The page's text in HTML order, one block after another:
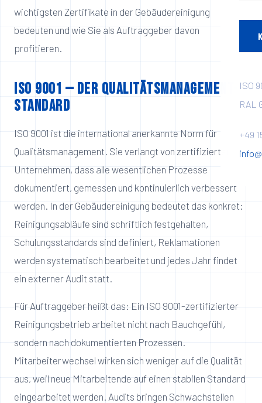
ISO
RAL
+49
wichtigsten Zertifikate in der Gebäudereinigung
bedeuten und wie Sie als Auftraggeber davon
profitieren.
ISO 9001 — der Qualitätsmanagement-
Standard
ISO 9001 ist die international anerkannte Norm für
Qualitätsmanagement. Sie verlangt von zertifizierten
Unternehmen, dass alle wesentlichen Prozesse
dokumentiert, gemessen und kontinuierlich verbessert
werden. In der Gebäudereinigung bedeutet das konkret:
Reinigungsabläufe sind schriftlich festgehalten,
Schulungsstandards sind definiert, Reklamationen
werden systematisch bearbeitet und jedes Jahr findet
ein externer Audit statt.
Für Auftraggeber heißt das: Ein ISO 9001-zertifizierter
Reinigungsbetrieb arbeitet nicht nach Bauchgefühl,
sondern nach dokumentierten Prozessen.
Mitarbeiterwechsel wirken sich weniger auf die Qualität
aus, weil neue Mitarbeitende auf einen stabilen Standard
eingearbeitet werden. Audits bringen Schwachstellen